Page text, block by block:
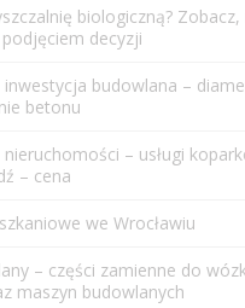
biologiczną? Zobacz,
decyzji
budowlana –
betonu
nieruchomości – usługi
– cena
we Wrocławiu
– części zamienne do
maszyn budowlanych